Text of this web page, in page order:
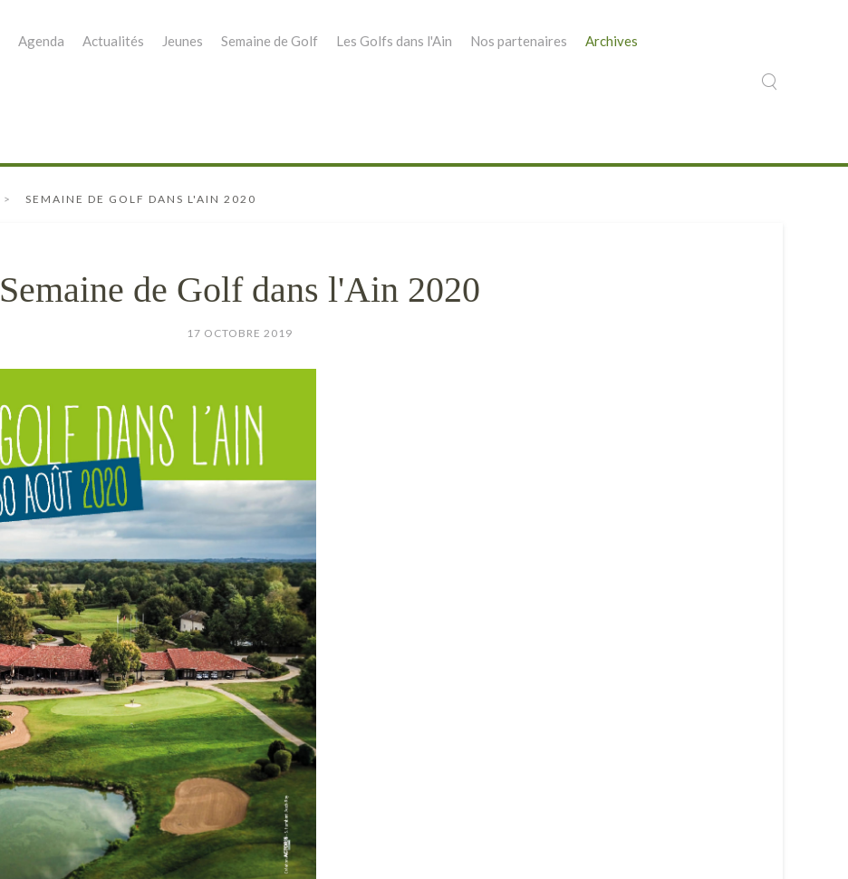
Agenda Actualités Jeunes Semaine de Golf Les Golfs dans l'Ain Nos partenaires Archives
SEMAINE DE GOLF DANS L'AIN 2020
Semaine de Golf dans l'Ain 2020
17 OCTOBRE 2019